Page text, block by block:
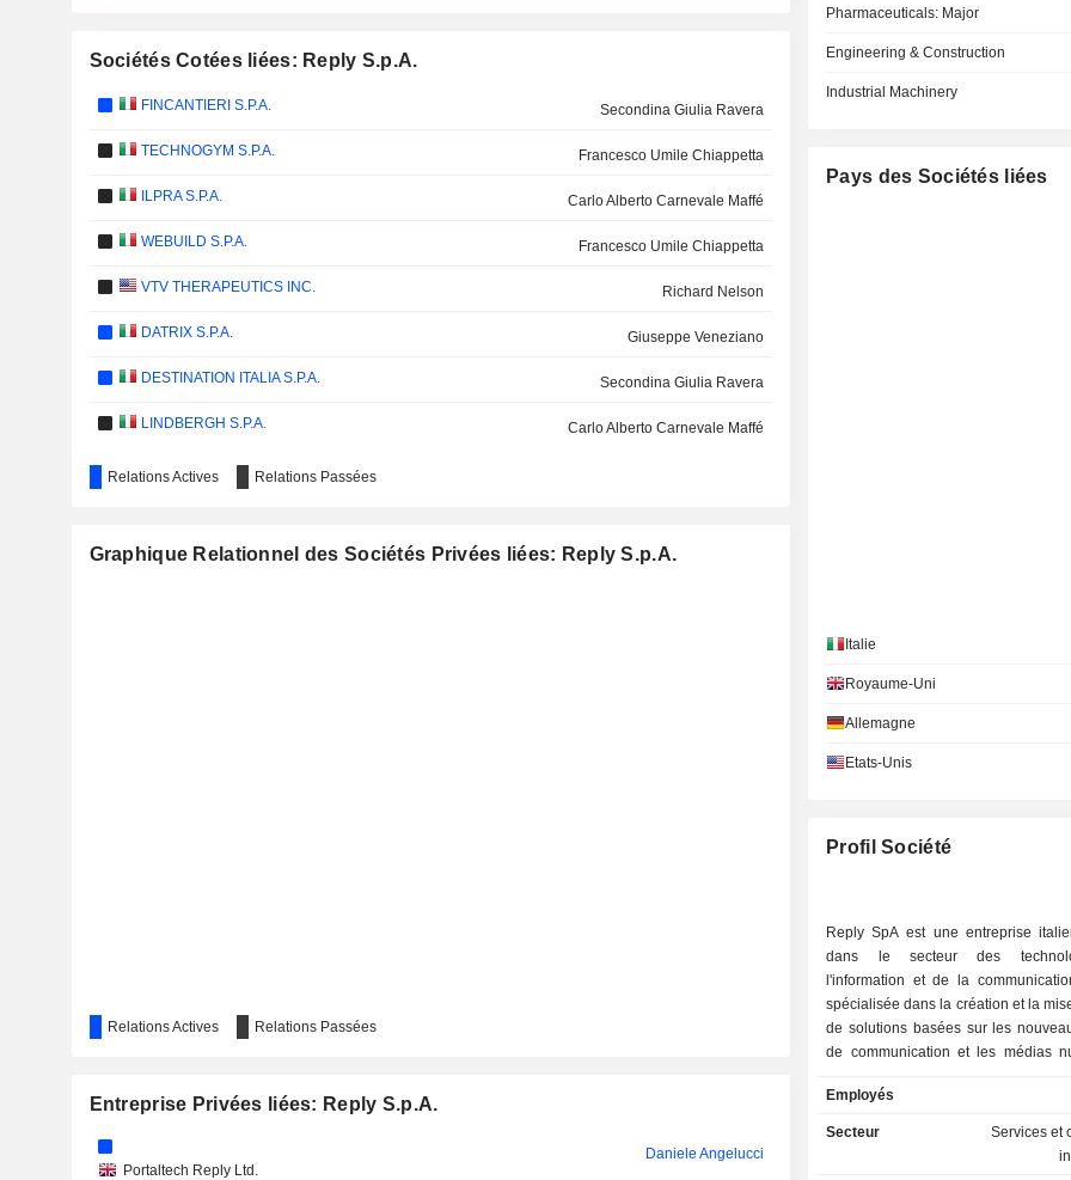
Sociétés Cotées liées: Reply S.p.A.
FINCANTIERI S.P.A. Secondina Giulia Ravera
TECHNOGYM S.P.A. Francesco Umile Chiappetta
ILPRA S.P.A. Carlo Alberto Carnevale Maffé
WEBUILD S.P.A. Francesco Umile Chiappetta
VTV THERAPEUTICS INC. Richard Nelson
DATRIX S.P.A. Giuseppe Veneziano
DESTINATION ITALIA S.P.A. Secondina Giulia Ravera
LINDBERGH S.P.A. Carlo Alberto Carnevale Maffé
Relations Actives Relations Passées
Graphique Relationnel des Sociétés Privées liées: Reply S.p.A.
Relations Actives Relations Passées
Entreprise Privées liées: Reply S.p.A.
Portaltech Reply Ltd.
Daniele Angelucci
Pharmaceuticals: Major
Engineering & Construction
Industrial Machinery
Pays des Sociétés liées
Italie
Royaume-Uni
Allemagne
Etats-Unis
Profil Société
Reply SpA est une entreprise
dans le secteur des
l'information et de la
spécialisée dans la création et la
de solutions basées sur les
de communication et les médias
processus, les applications et les
Dans ces trois domaines de
propose des services de conseil,
Employés
Secteur
Services et